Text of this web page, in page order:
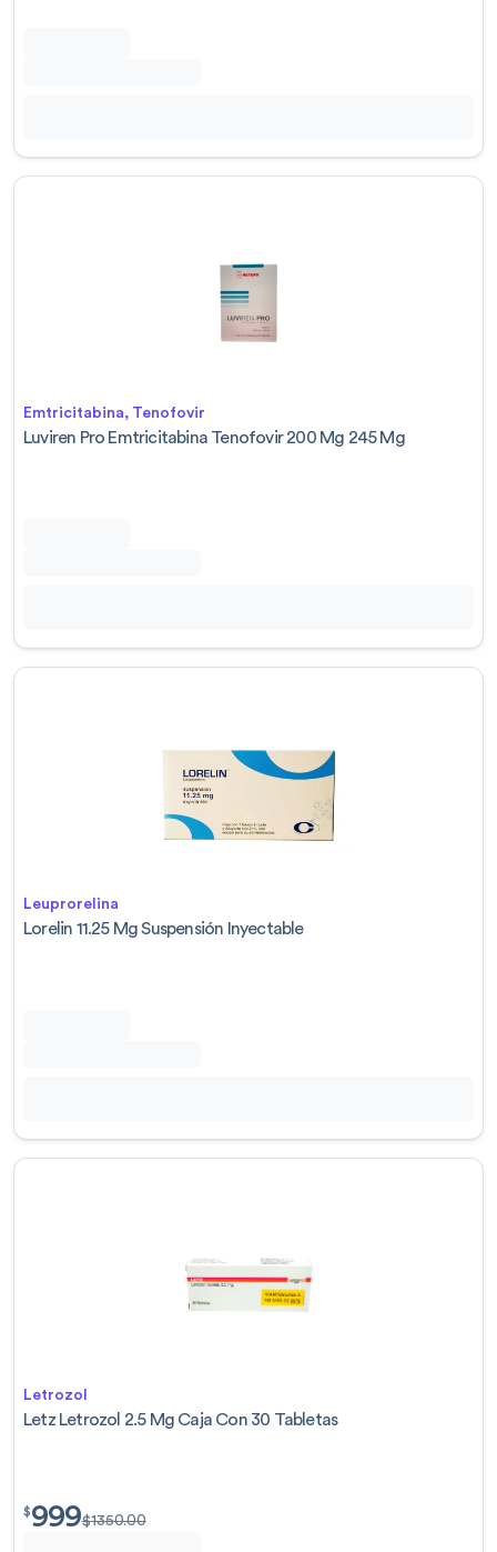
Emtricitabina, Tenofovir
Luviren Pro Emtricitabina Tenofovir 200 Mg 245 Mg
Leuprorelina
Lorelin 11.25 Mg Suspensión Inyectable
Letrozol
Letz Letrozol 2.5 Mg Caja Con 30 Tabletas
$999.00
$999$1350.00